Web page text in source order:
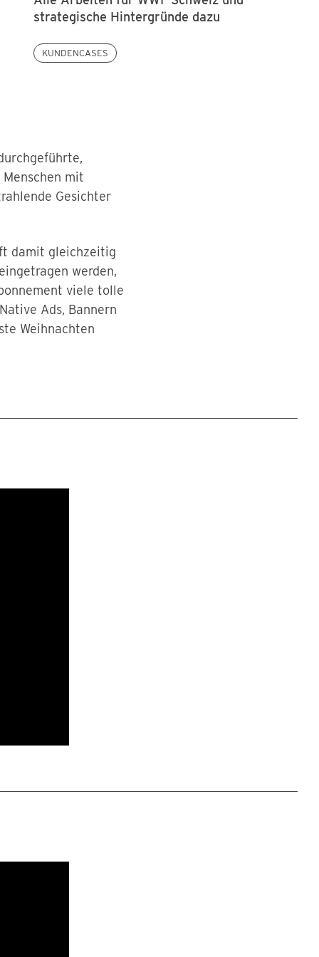
strategische Hintergründe dazu
KUNDENCASES
mit
Gesichter
damit gleichzeitig
werden,
viele tolle
Ads, Bannern
Weihnachten